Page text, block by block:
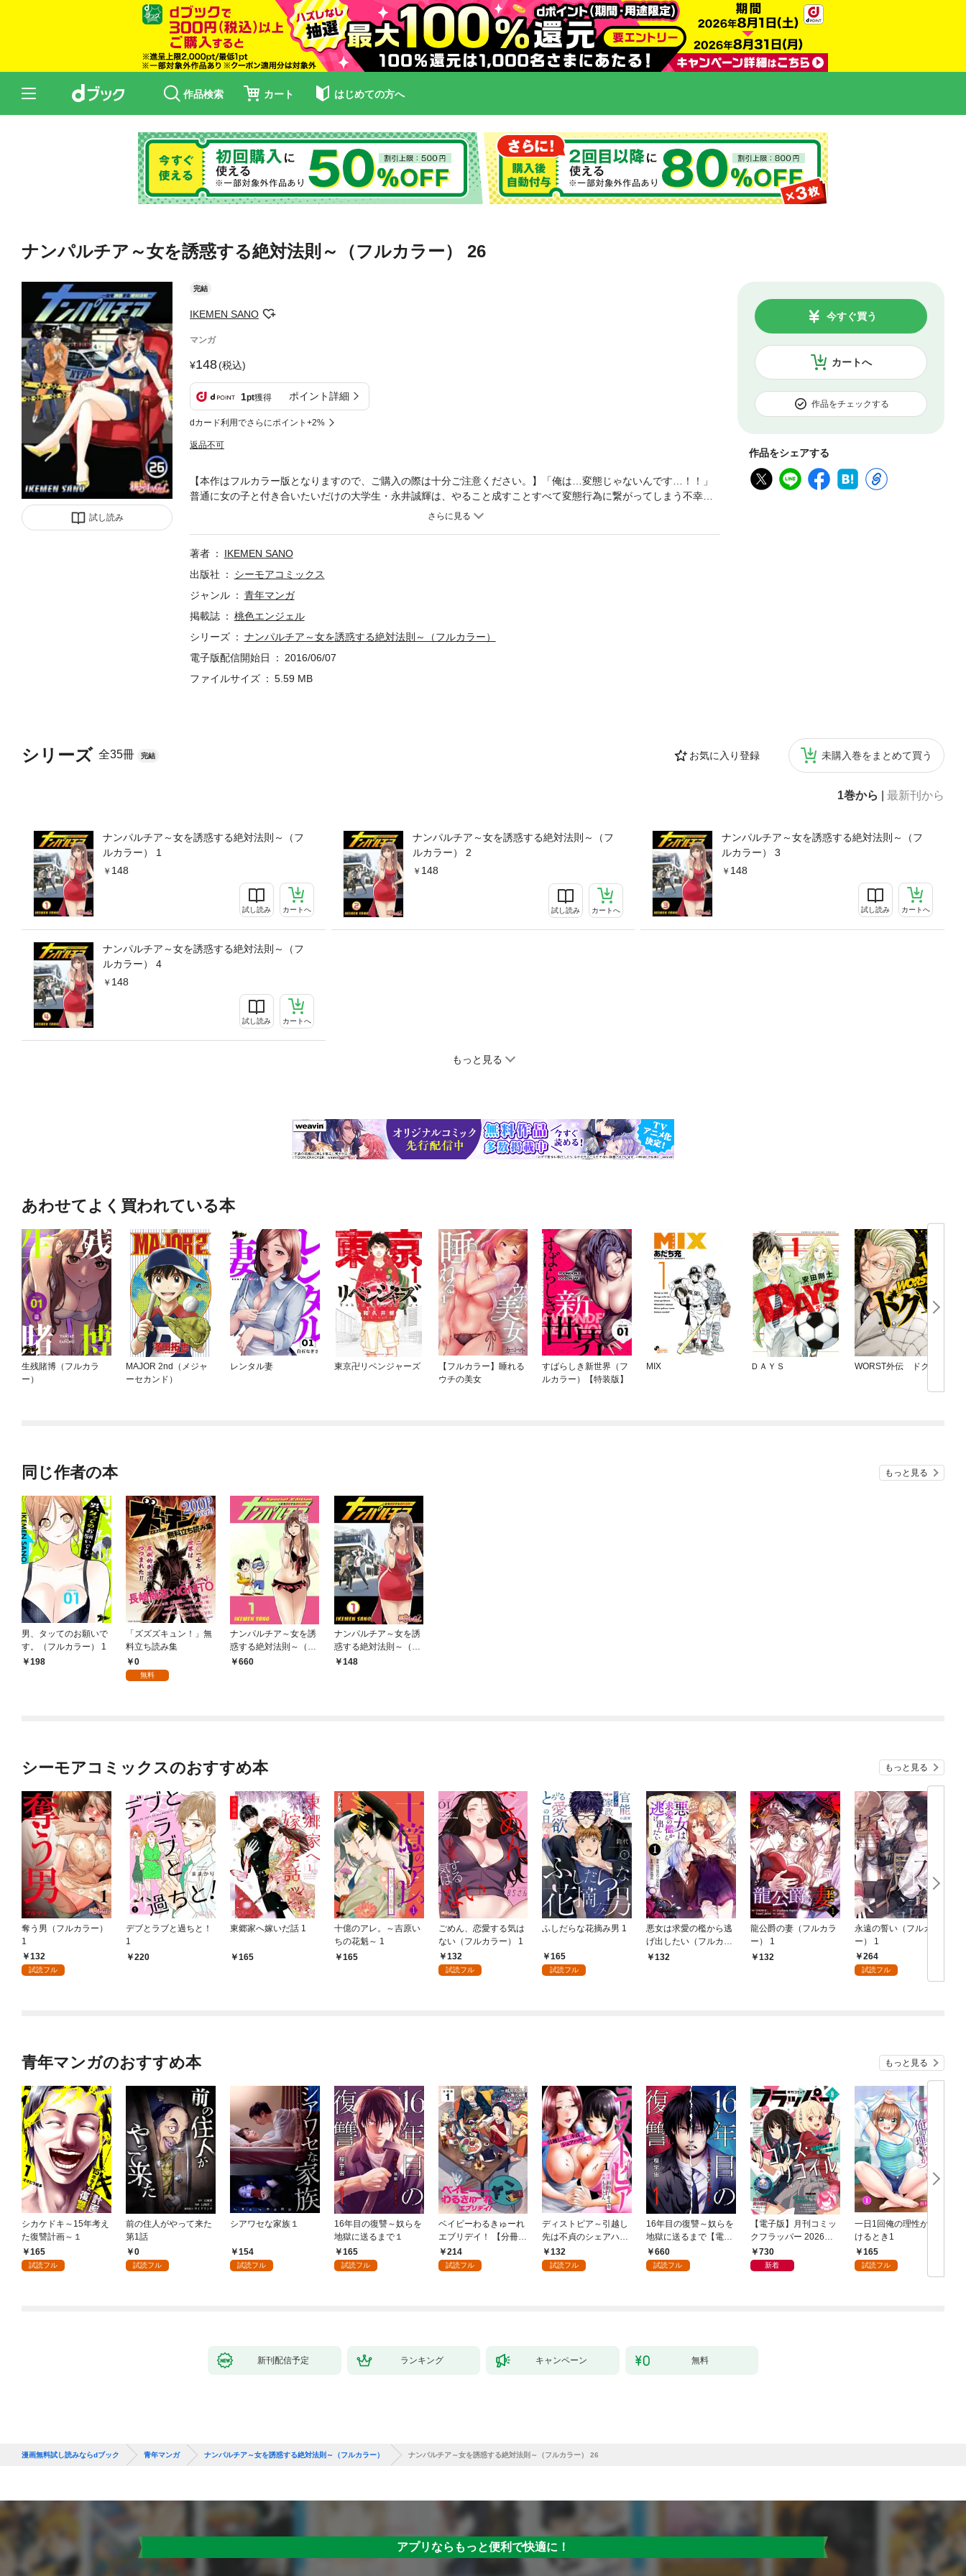
作品検索 カート はじめての方へ
ナンパルチア～女を誘惑する絶対法則～（フルカラー） 26
試し読み
完結
IKEMEN SANO
マンガ
148(税込)
1pt獲得 ポイント詳細
dカード利用でさらにポイント+2%
返品不可
カートへ
今すぐ買う
作品をチェックする
作品をシェアする
シリーズ 全35冊 完結 お気に入り登録 未購入巻をまとめて買う
1巻から 最新刊から
ナンパルチア～女を誘惑する絶対法則～（フ
ルカラー） 1
148
試し読み カートへ
ナンパルチア～女を誘惑する絶対法則～（フ
ルカラー） 2
148
試し読み カートへ
ナンパルチア～女を誘惑する絶対法則～（フ
ルカラー） 3
148
試し読み カートへ
ナンパルチア～女を誘惑する絶対法則～（フ
ルカラー） 4
148
試し読み カートへ
もっと見る
【本作はフルカラー版となりますので、ご購入の際は十分ご注意ください。】「俺は…変態じゃないんです…！！」
普通に女の子と付き合いたいだけの大学生・永井誠輝は、やること成すことすべて変態行為に繋がってしまう不幸な
星の下に生まれていた。そんなモテない族最下層民の心の叫びを誰が聞いたか、一人の男が現れ彼に告げる。「女を
著者
IKEMEN SANO
出版社
シーモアコミックス
ジャンル
青年マンガ
掲載誌
桃色エンジェル
シリーズ
ナンパルチア～女を誘惑する絶対法則～（フルカラー）
電子版配信開始日
2016/06/07
ファイルサイズ
5.59 MB
あわせてよく買われている本
生残賭博（フルカラ
ー）
MAJOR 2nd（メジャ
ーセカンド）
レンタル妻 東京卍リベンジャーズ
【フルカラー】睡れる
ウチの美女
すばらしき新世界（フ
ルカラー）【特装版】
MIX ＤＡＹＳ WORST外伝 ドクロ
同じ作者の本 もっと見る
男、タッてのお願いで
す。（フルカラー） 1
198
「ズズズキュン！」無
料立ち読み集
0
無料
ナンパルチア～女を誘
惑する絶対法則～（フ
ルカラー）【特装版】
660
ナンパルチア～女を誘
惑する絶対法則～（フ
ルカラー） 1
148
シーモアコミックスのおすすめ本 もっと見る
奪う男（フルカラー）
1
132
試読フル
デブとラブと過ちと！
1
220
東郷家へ嫁いだ話 1
165
十億のアレ。～吉原い
ちの花魁～ 1
165
ごめん、恋愛する気は
ない（フルカラー） 1
132
試読フル
ふしだらな花摘み男 1
165
試読フル
悪女は求愛の檻から逃
げ出したい（フルカラ
ー） 1
132
龍公爵の妻（フルカラ
ー） 1
132
永遠の誓い（フルカラ
ー） 1
264
試読フル
青年マンガのおすすめ本 もっと見る
シカケドキ～15年考え
た復讐計画～１
165
試読フル
前の住人がやって来た
第1話
0
試読フル
シアワセな家族１
154
試読フル
16年目の復讐～奴らを
地獄に送るまで１
165
試読フル
ベイビーわるきゅーれ
エブリデイ！ 【分冊
版】 1
214
試読フル
ディストピア～引越し
先は不貞のシェアハウ
ス～１
132
試読フル
16年目の復讐～奴らを
地獄に送るまで【電子
単行本版】１
660
試読フル
【電子版】月刊コミッ
クフラッパー 2026年9
月号730
新着
一日1回俺の理性が負
けるとき1
165
試読フル
新刊配信予定 ランキング キャンペーン 無料
漫画無料試し読みならdブック 青年マンガ ナンパルチア～女を誘惑する絶対法則～（フルカラー） ナンパルチア～女を誘惑する絶対法則～（フルカラー） 26
アプリならもっと便利で快適に！